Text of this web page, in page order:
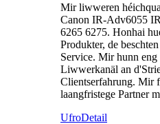
Mir liwweren
Canon IR-Adv6055
6265 6275. Honhai
Produkter, de
Service. Mir hunn
Liwwerkanäl an
Clientserfahrung. Mir
laangfristege Partner
UfroDetail